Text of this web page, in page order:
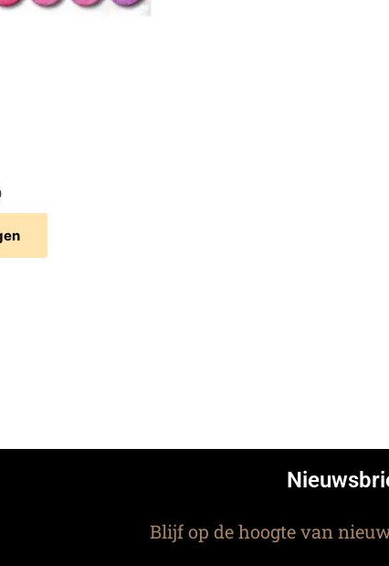
Blijf op de hoogte van